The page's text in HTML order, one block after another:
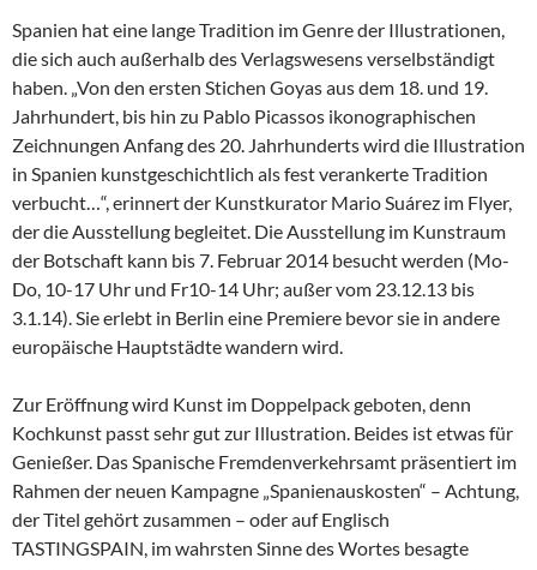
Spanien hat eine lange Tradition im Genre der Illustrationen,
die sich auch außerhalb des Verlagswesens verselbständigt
haben. „Von den ersten Stichen Goyas aus dem 18. und 19.
Jahrhundert, bis hin zu Pablo Picassos ikonographischen
Zeichnungen Anfang des 20. Jahrhunderts wird die Illustration
in Spanien kunstgeschichtlich als fest verankerte Tradition
verbucht…“, erinnert der Kunstkurator Mario Suárez im Flyer,
der die Ausstellung begleitet. Die Ausstellung im Kunstraum
der Botschaft kann bis 7. Februar 2014 besucht werden (Mo-
Do, 10-17 Uhr und Fr10-14 Uhr; außer vom 23.12.13 bis
3.1.14). Sie erlebt in Berlin eine Premiere bevor sie in andere
europäische Hauptstädte wandern wird.
Zur Eröffnung wird Kunst im Doppelpack geboten, denn
Kochkunst passt sehr gut zur Illustration. Beides ist etwas für
Genießer. Das Spanische Fremdenverkehrsamt präsentiert im
Rahmen der neuen Kampagne „Spanienauskosten“ – Achtung,
der Titel gehört zusammen – oder auf Englisch
TASTINGSPAIN, im wahrsten Sinne des Wortes besagte